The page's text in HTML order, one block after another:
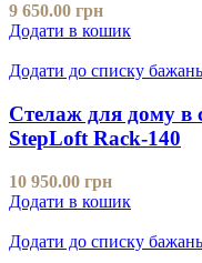
9 650.00 грн
Додати в кошик
Додати до списку бажань
Стелаж для дому в
StepLoft Rack-140
10 950.00 грн
Додати в кошик
Додати до списку бажань